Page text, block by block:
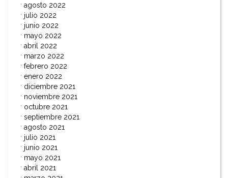
agosto 2022
julio 2022
junio 2022
mayo 2022
abril 2022
marzo 2022
febrero 2022
enero 2022
diciembre 2021
noviembre 2021
octubre 2021
septiembre 2021
agosto 2021
julio 2021
junio 2021
mayo 2021
abril 2021